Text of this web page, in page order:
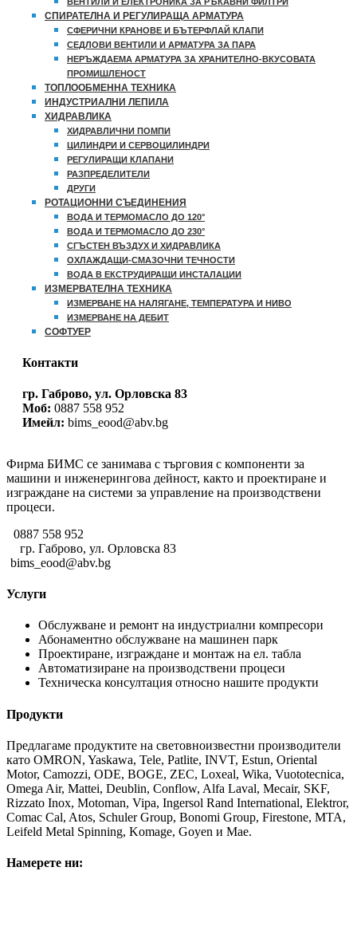
СПИРАТЕЛНА И РЕГУЛИРАЩА АРМАТУРА
СФЕРИЧНИ КРАНОВЕ И БЪТЕРФЛАЙ КЛАПИ
СЕДЛОВИ ВЕНТИЛИ И АРМАТУРА ЗА ПАРА
НЕРЪЖДАЕМА АРМАТУРА ЗА ХРАНИТЕЛНО-ВКУСОВАТА
ПРОМИШЛЕНОСТ
ТОПЛООБМЕННА ТЕХНИКА
ИНДУСТРИАЛНИ ЛЕПИЛА
ХИДРАВЛИКА
ХИДРАВЛИЧНИ ПОМПИ
ЦИЛИНДРИ И СЕРВОЦИЛИНДРИ
РЕГУЛИРАЩИ КЛАПАНИ
РАЗПРЕДЕЛИТЕЛИ
ДРУГИ
РОТАЦИОННИ СЪЕДИНЕНИЯ
ВОДА И ТЕРМОМАСЛО ДО 120°
ВОДА И ТЕРМОМАСЛО ДО 230°
СГЪСТЕН ВЪЗДУХ И ХИДРАВЛИКА
ОХЛАЖДАЩИ-СМАЗОЧНИ ТЕЧНОСТИ
ВОДА В ЕКСТРУДИРАЩИ ИНСТАЛАЦИИ
ИЗМЕРВАТЕЛНА ТЕХНИКА
ИЗМЕРВАНЕ НА НАЛЯГАНЕ, ТЕМПЕРАТУРА И НИВО
ИЗМЕРВАНЕ НА ДЕБИТ
СОФТУЕР
Контакти
гр. Габрово, ул. Орловска 83
Моб: 0887 558 952
Имейл: bims_eood@abv.bg
Фирма БИМС се занимава с търговия с компоненти за
машини и инженерингова дейност, както и проектиране и
изграждане на системи за управление на производствени
процеси.
0887 558 952
гр. Габрово, ул. Орловска 83
bims_eood@abv.bg
Услуги
Обслужване и ремонт на индустриални компресори
Абонаментно обслужване на машинен парк
Проектиране, изграждане и монтаж на ел. табла
Автоматизиране на производствени процеси
Техническа консултация относно нашите продукти
Продукти
Предлагаме продуктите на световноизвестни производители
като OMRON, Yaskawa, Tele, Patlite, INVT, Estun, Oriental
Motor, Camozzi, ODE, BOGE, ZEC, Loxeal, Wika, Vuototecnica,
Omega Air, Mattei, Deublin, Conflow, Alfa Laval, Mecair, SKF,
Rizzato Inox, Motoman, Vipa, Ingersol Rand International, Elektror,
Comac Cal, Atos, Schuler Group, Bonomi Group, Firestone, MTA,
Leifeld Metal Spinning, Komage, Goyen и Mae.
Намерете ни: